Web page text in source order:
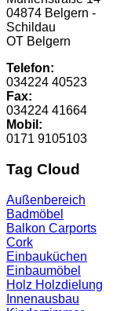
04874 Belgern -
Schildau
OT Belgern
Telefon:
034224 40523
Fax:
034224 41664
Mobil:
0171 9105103
Tag Cloud
Außenbereich
Badmöbel
Balkon Carports
Cork
Einbauküchen
Einbaumöbel
Holz Holzdielung
Innenausbau